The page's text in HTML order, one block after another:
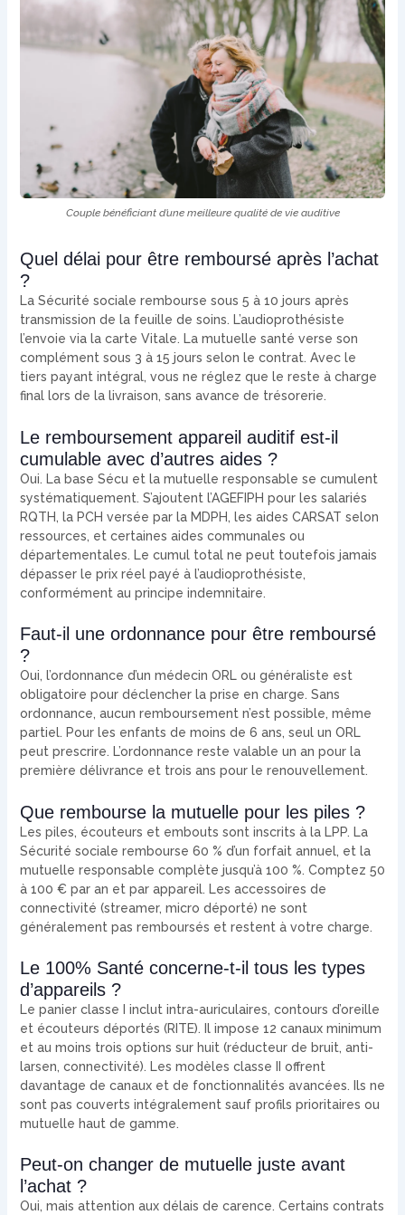
Couple bénéficiant d’une meilleure qualité de vie auditive
Quel délai pour être remboursé après l’achat
?
La Sécurité sociale rembourse sous 5 à 10 jours après
transmission de la feuille de soins. L’audioprothésiste
l’envoie via la carte Vitale. La mutuelle santé verse son
complément sous 3 à 15 jours selon le contrat. Avec le
tiers payant intégral, vous ne réglez que le reste à charge
final lors de la livraison, sans avance de trésorerie.
Le remboursement appareil auditif est-il
cumulable avec d’autres aides ?
Oui. La base Sécu et la mutuelle responsable se cumulent
systématiquement. S’ajoutent l’AGEFIPH pour les salariés
RQTH, la PCH versée par la MDPH, les aides CARSAT selon
ressources, et certaines aides communales ou
départementales. Le cumul total ne peut toutefois jamais
dépasser le prix réel payé à l’audioprothésiste,
conformément au principe indemnitaire.
Faut-il une ordonnance pour être remboursé
?
Oui, l’ordonnance d’un médecin ORL ou généraliste est
obligatoire pour déclencher la prise en charge. Sans
ordonnance, aucun remboursement n’est possible, même
partiel. Pour les enfants de moins de 6 ans, seul un ORL
peut prescrire. L’ordonnance reste valable un an pour la
première délivrance et trois ans pour le renouvellement.
Que rembourse la mutuelle pour les piles ?
Les piles, écouteurs et embouts sont inscrits à la LPP. La
Sécurité sociale rembourse 60 % d’un forfait annuel, et la
mutuelle responsable complète jusqu’à 100 %. Comptez 50
à 100 € par an et par appareil. Les accessoires de
connectivité (streamer, micro déporté) ne sont
généralement pas remboursés et restent à votre charge.
Le 100% Santé concerne-t-il tous les types
d’appareils ?
Le panier classe I inclut intra-auriculaires, contours d’oreille
et écouteurs déportés (RITE). Il impose 12 canaux minimum
et au moins trois options sur huit (réducteur de bruit, anti-
larsen, connectivité). Les modèles classe II offrent
davantage de canaux et de fonctionnalités avancées. Ils ne
sont pas couverts intégralement sauf profils prioritaires ou
mutuelle haut de gamme.
Peut-on changer de mutuelle juste avant
l’achat ?
Oui, mais attention aux délais de carence. Certains contrats